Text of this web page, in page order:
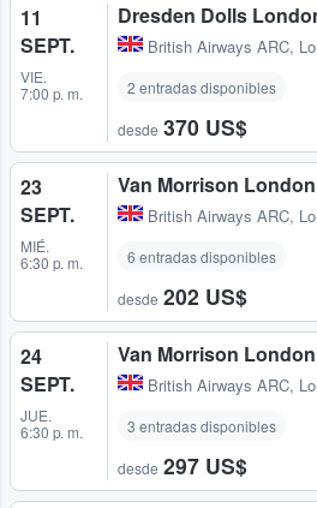
11
SEPT.
VIE.
7:00 p. m.
Dresden Dolls
British Airways ARC,
2 entradas disponibles
desde 370 US$
23
SEPT.
MIÉ.
6:30 p. m.
Van Morrison London
British Airways ARC,
6 entradas disponibles
desde 202 US$
24
SEPT.
JUE.
6:30 p. m.
Van Morrison London
British Airways ARC,
3 entradas disponibles
desde 297 US$